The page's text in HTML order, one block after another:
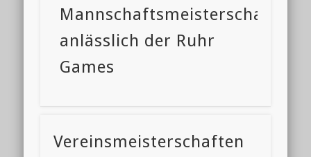
Mannschaftsmeisterschaften
anlässlich der Ruhr
Games
Vereinsmeisterschaften